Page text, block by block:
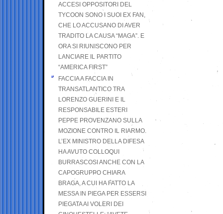
ACCESI OPPOSITORI DEL
TYCOON SONO I SUOI EX FAN,
CHE LO ACCUSANO DI AVER
TRADITO LA CAUSA “MAGA”. E
ORA SI RIUNISCONO PER
LANCIARE IL PARTITO
“AMERICA FIRST”
FACCIA A FACCIA IN
TRANSATLANTICO TRA
LORENZO GUERINI E IL
RESPONSABILE ESTERI
PEPPE PROVENZANO SULLA
MOZIONE CONTRO IL RIARMO.
L’EX MINISTRO DELLA DIFESA
HA AVUTO COLLOQUI
BURRASCOSI ANCHE CON LA
CAPOGRUPPO CHIARA
BRAGA, A CUI HA FATTO LA
MESSA IN PIEGA PER ESSERSI
PIEGATA AI VOLERI DEI